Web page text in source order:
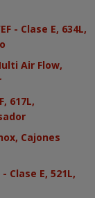
- Clase E, 634L,
Air Flow,
617L,
Cajones
Clase E, 521L,